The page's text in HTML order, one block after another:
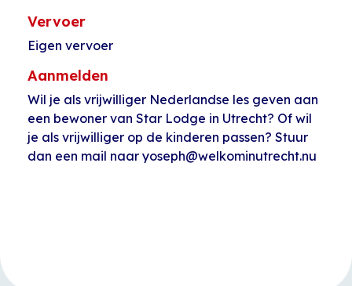
Vervoer
Eigen vervoer
Aanmelden
Wil je als vrijwilliger Nederlandse les geven aan
een bewoner van Star Lodge in Utrecht? Of wil
je als vrijwilliger op de kinderen passen? Stuur
dan een mail naar yoseph@welkominutrecht.nu